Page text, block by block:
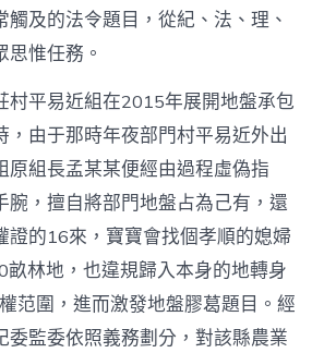
觸及的法令題目，從紀、法、理、
惟任務。
村平易近組在2015年展開地盤承包
，由于那時年夜部門村平易近外出
原組長孟某某便經由過程虛偽指
腕，擅自將部門地盤占為己有，還
證的16來，寶寶會找個孝順的媳婦
畝林地，也違規歸入本身的地轉身
范圍，進而激發地盤膠葛題目。經
委監委依照義務劃分，對該縣農業